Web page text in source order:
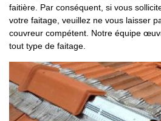
faitière. Par conséquent, si vous
votre faitage, veuillez ne vous laisser
couvreur compétent. Notre équipe
tout type de faitage.